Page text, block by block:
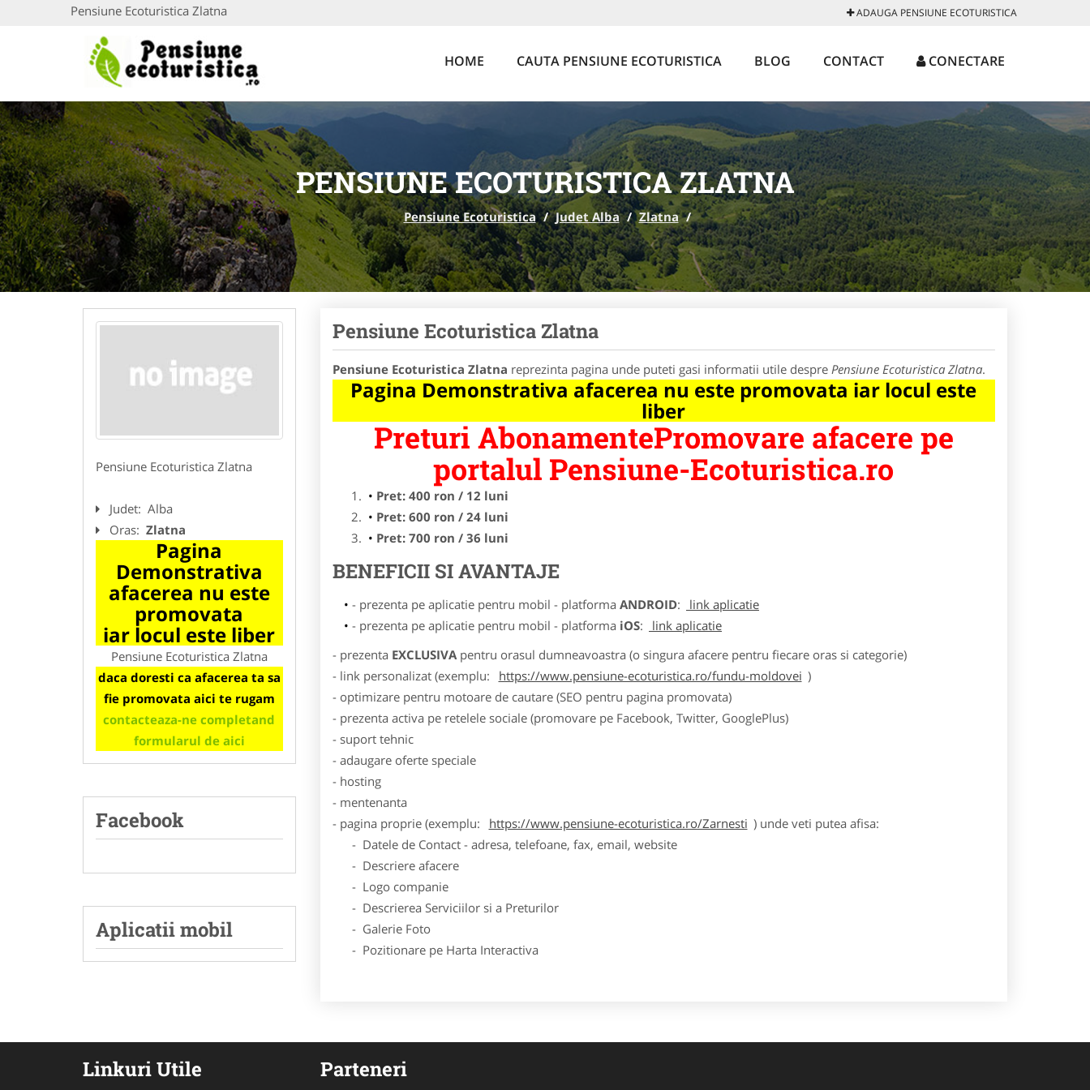
Pensiune Ecoturistica Zlatna ADAUGA PENSIUNE ECOTURISTICA
HOME CAUTA PENSIUNE ECOTURISTICA BLOG CONTACT CONECTARE
PENSIUNE ECOTURISTICA ZLATNA
Pensiune Ecoturistica / Judet Alba / Zlatna /
Pensiune Ecoturistica Zlatna
Judet: Alba
Oras: Zlatna
Pagina
Demonstrativa
afacerea nu este
promovata
iar locul este liber
Pensiune Ecoturistica Zlatna
daca doresti ca afacerea ta sa
fie promovata aici te rugam
contacteaza-ne completand
formularul de aici
Facebook
Aplicatii mobil
Pensiune Ecoturistica Zlatna
Pensiune Ecoturistica Zlatna reprezinta pagina unde puteti gasi informatii utile despre Pensiune Ecoturistica Zlatna.
Pagina Demonstrativa afacerea nu este promovata iar locul este
liber
Preturi AbonamentePromovare afacere pe
portalul Pensiune-Ecoturistica.ro
Pret: 400 ron / 12 luni
Pret: 600 ron / 24 luni
Pret: 700 ron / 36 luni
BENEFICII SI AVANTAJE
- prezenta pe aplicatie pentru mobil - platforma ANDROID:
link aplicatie
- prezenta pe aplicatie pentru mobil - platforma iOS:
link aplicatie
- prezenta EXCLUSIVApentru orasul dumneavoastra (o singura afacere pentru fiecare oras si categorie)
- link personalizat (exemplu:
https://www.pensiune-ecoturistica.ro/fundu-moldovei )
- optimizare pentru motoare de cautare (SEO pentru pagina promovata)
- prezenta activa pe retelele sociale (promovare pe Facebook, Twitter, GooglePlus)
- suport tehnic
- adaugare oferte speciale
- hosting
- mentenanta
- pagina proprie (exemplu:
https://www.pensiune-ecoturistica.ro/Zarnesti ) unde veti putea afisa:
- Datele de Contact - adresa, telefoane, fax, email, website
- Descriere afacere
- Logo companie
- Descrierea Serviciilor si a Preturilor
- Galerie Foto
- Pozitionare pe Harta Interactiva
Linkuri Utile Parteneri